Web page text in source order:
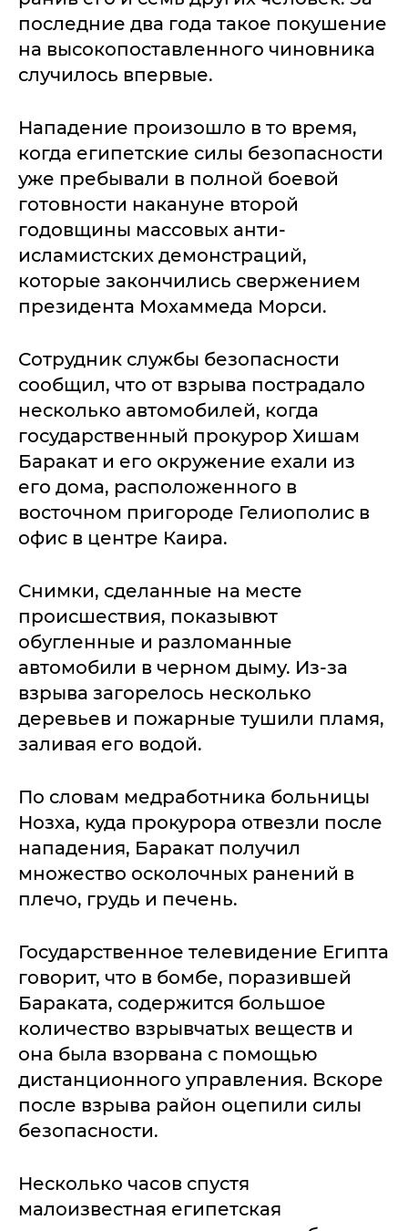
последние два года такое покушение
на высокопоставленного чиновника
случилось впервые.
Нападение произошло в то время,
когда египетские силы безопасности
уже пребывали в полной боевой
готовности накануне второй
годовщины массовых анти-
исламистских демонстраций,
которые закончились свержением
президента Мохаммеда Морси.
Сотрудник службы безопасности
сообщил, что от взрыва пострадало
несколько автомобилей, когда
государственный прокурор Хишам
Баракат и его окружение ехали из
его дома, расположенного в
восточном пригороде Гелиополис в
офис в центре Каира.
Снимки, сделанные на месте
происшествия, показывют
обугленные и разломанные
автомобили в черном дыму. Из-за
взрыва загорелось несколько
деревьев и пожарные тушили пламя,
заливая его водой.
По словам медработника больницы
Нозха, куда прокурора отвезли после
нападения, Баракат получил
множество осколочных ранений в
плечо, грудь и печень.
Государственное телевидение Египта
говорит, что в бомбе, поразившей
Бараката, содержится большое
количество взрывчатых веществ и
она была взорвана с помощью
дистанционного управления. Вскоре
после взрыва район оцепили силы
безопасности.
Несколько часов спустя
малоизвестная египетская